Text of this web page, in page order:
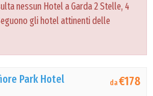
nessun Hotel a Garda 2 Stelle, 4
gli hotel attinenti delle
Park Hotel
da€178